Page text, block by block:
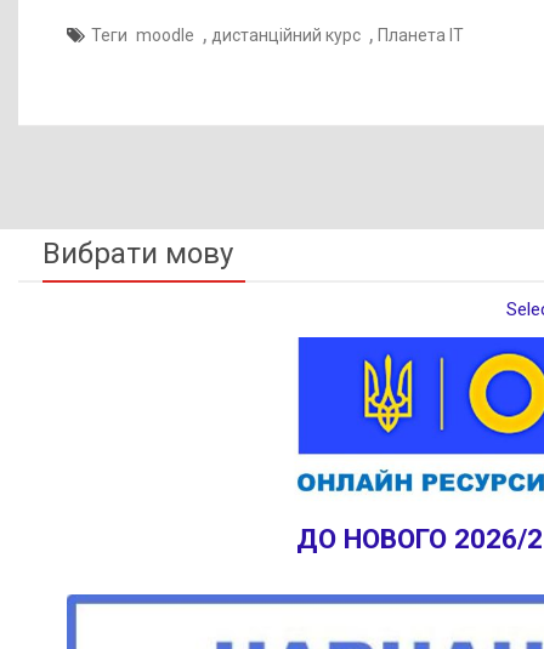
Теги moodle , дистанційний курс , Планета ІТ
Вибрати мову
ДО НОВОГО 2026/